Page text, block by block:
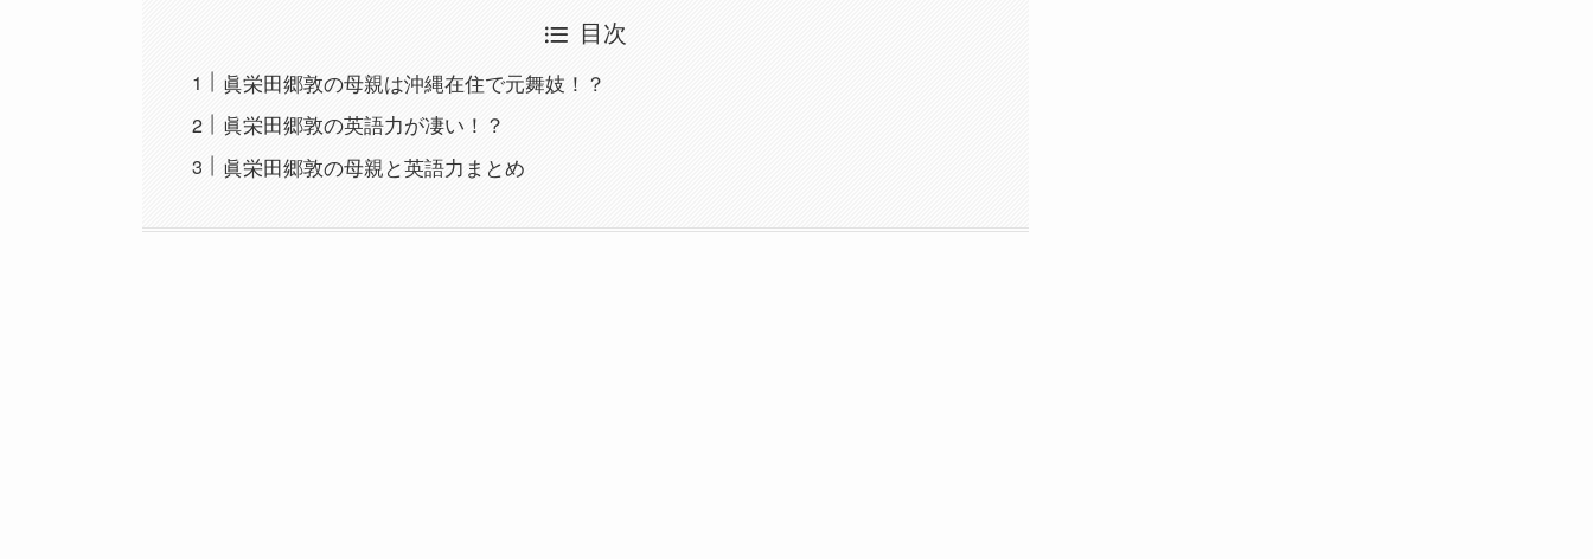
目次
眞栄田郷敦の母親は沖縄在住で元舞妓！？
眞栄田郷敦の英語力が凄い！？
眞栄田郷敦の母親と英語力まとめ